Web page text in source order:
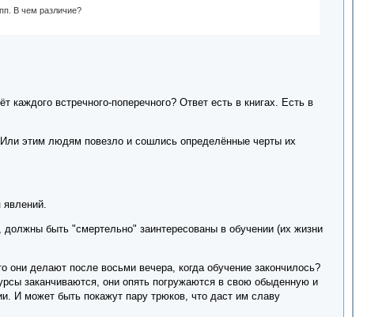
В чем различие?
встречного-поперечного? Ответ есть в книгах. Есть в
этим людям повезло и сошлись определённые черты их
быть "смертельно" заинтересованы в обучении (их жизни
они делают после восьми вечера, когда обучение закончилось?
заканчиваются, они опять погружаются в свою обыденную и
И может быть покажут пару трюков, что даст им славу